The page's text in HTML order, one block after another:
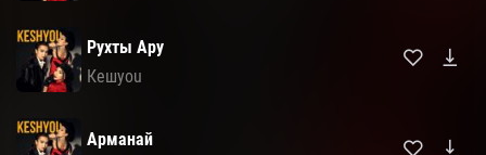
Рухты Ару
Кешyou
Арманай